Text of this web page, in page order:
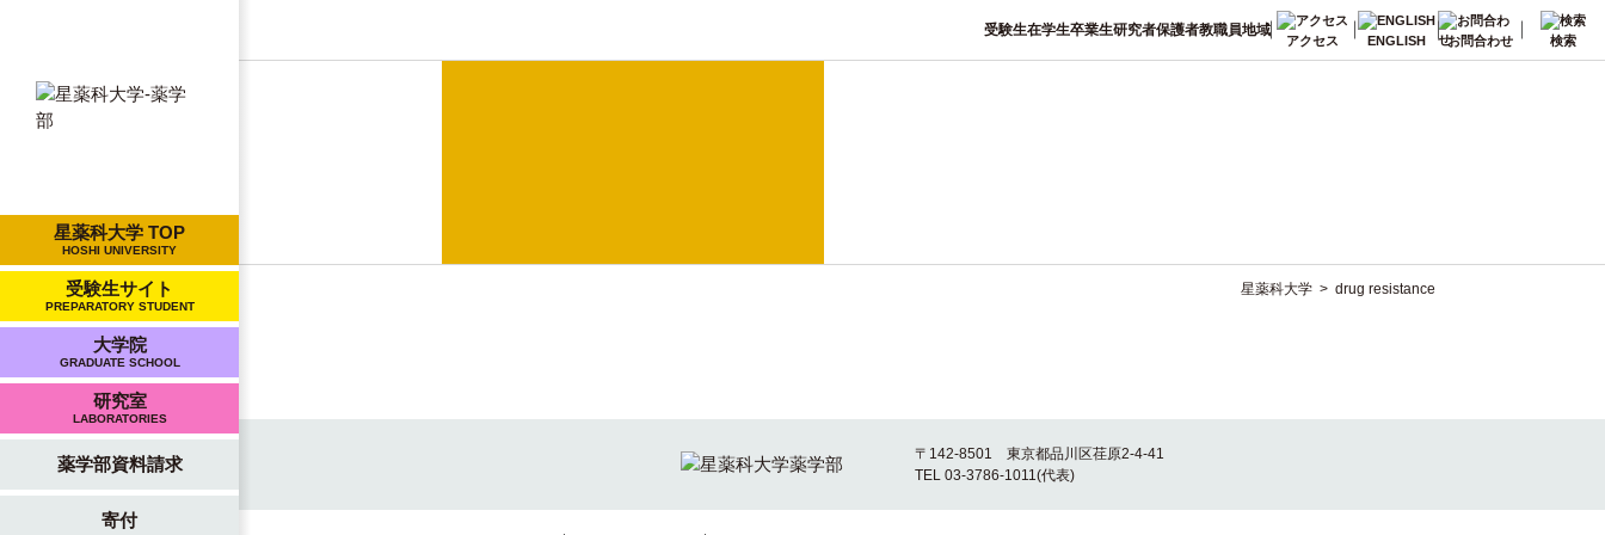
星薬科大学 TOP
HOSHI UNIVERSITY
受験生サイト
PREPARATORY STUDENT
大学院
GRADUATE SCHOOL
研究室
LABORATORIES
薬学部資料請求
寄付
受験生在学生卒業生研究者保護者教職員地域
アクセス ENGLISH お問合わせ 検索
星薬科大学 > drug resistance
〒142-8501 東京都品川区荏原2-4-41
TEL 03-3786-1011(代表)